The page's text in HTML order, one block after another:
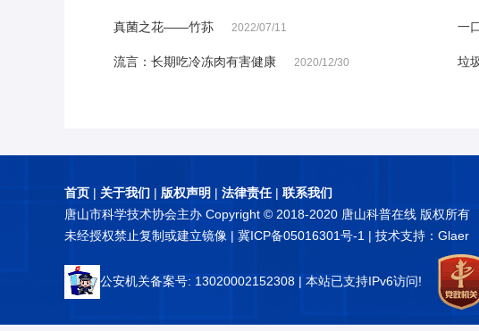
真菌之花——竹荪 2022/07/11 一
流言：长期吃冷冻肉有害健康 2020/12/30 垃
首页 | 关于我们 | 版权声明 | 法律责任| 联系我们
唐山市科学技术协会主办 Copyright © 2018-2020 唐山科普在线 版权所有
未经授权禁止复制或建立镜像 | 冀ICP备05016301号-1 | 技术支持：Glaer
公安机关备案号: 13020002152308 | 本站已支持IPv6访问!